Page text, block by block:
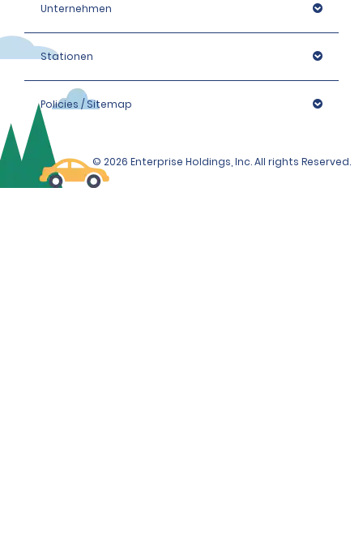
Unternehmen
Stationen
Policies / Sitemap
© 2026 Enterprise Holdings, Inc. All rights Reserved.